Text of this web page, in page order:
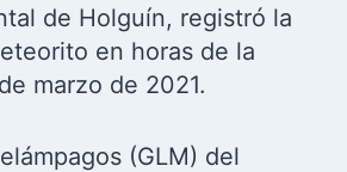
de Holguín, registró la
en horas de la
marzo de 2021.
(GLM) del